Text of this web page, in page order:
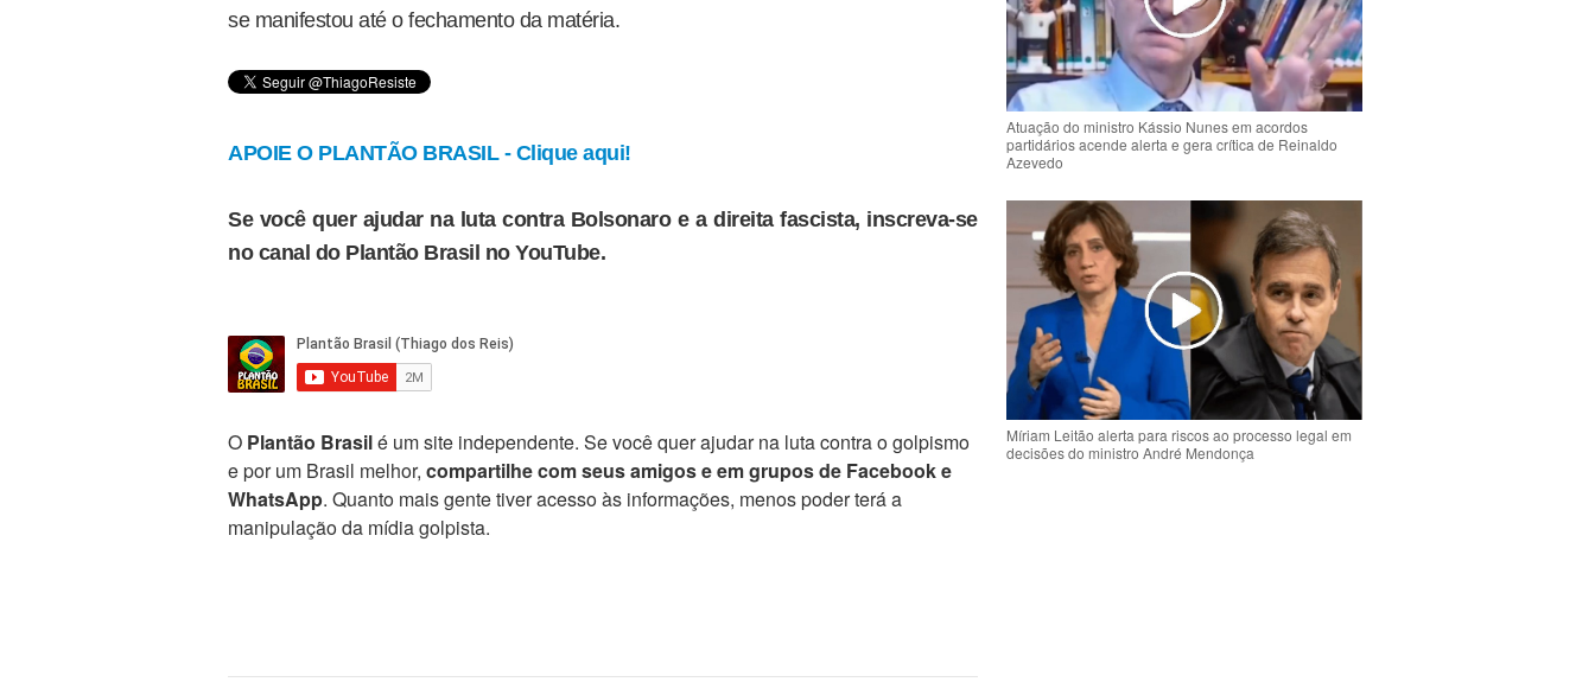
se manifestou até o fechamento da matéria.
APOIE O PLANTÃO BRASIL - Clique aqui!
Se você quer ajudar na luta contra Bolsonaro e a direita fascista, inscreva-se
no canal do Plantão Brasil no YouTube.
O Plantão Brasilé um site independente. Se você quer ajudar na luta contra o golpismo
e por um Brasil melhor, compartilhe com seus amigos e em grupos de Facebook e
WhatsApp. Quanto mais gente tiver acesso às informações, menos poder terá a
manipulação da mídia golpista.
Atuação do ministro Kássio Nunes em acordos
partidários acende alerta e gera crítica de Reinaldo
Azevedo
Míriam Leitão alerta para riscos ao processo legal em
decisões do ministro André Mendonça